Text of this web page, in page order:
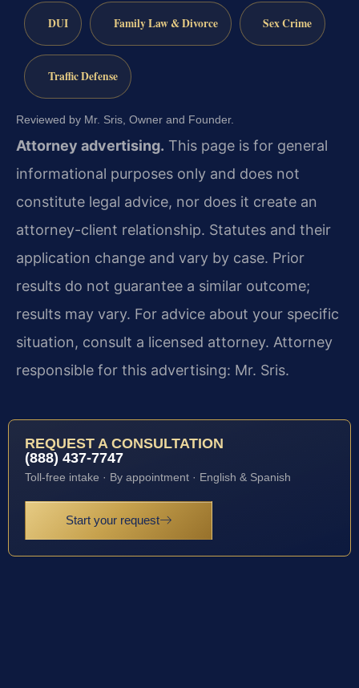
DUI Family Law & Divorce Sex Crime
Traffic Defense
Reviewed by Mr. Sris, Owner and Founder.
Attorney advertising. This page is for general
informational purposes only and does not
constitute legal advice, nor does it create an
attorney-client relationship. Statutes and their
application change and vary by case. Prior
results do not guarantee a similar outcome;
results may vary. For advice about your specific
situation, consult a licensed attorney. Attorney
responsible for this advertising: Mr. Sris.
REQUEST A CONSULTATION
(888) 437-7747
Toll-free intake · By appointment · English & Spanish
Start your request